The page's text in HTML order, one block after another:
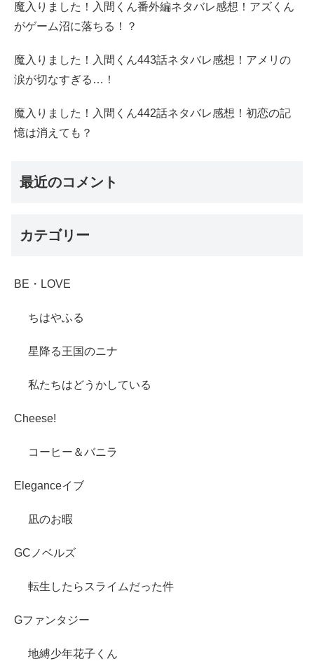
魔入りました！入間くん番外編ネタバレ感想！アズくん
がゲーム沼に落ちる！？
魔入りました！入間くん443話ネタバレ感想！アメリの
涙が切なすぎる…！
魔入りました！入間くん442話ネタバレ感想！初恋の記
憶は消えても？
最近のコメント
カテゴリー
BE・LOVE
ちはやふる
星降る王国のニナ
私たちはどうかしている
Cheese!
コーヒー＆バニラ
Eleganceイブ
凪のお暇
GCノベルズ
転生したらスライムだった件
Gファンタジー
地縛少年花子くん